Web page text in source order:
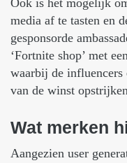
Ook is het mogelijk
media af te tasten en
gesponsorde
‘Fortnite shop’ met
waarbij de influencers
van de winst
Wat merken
Aangezien user